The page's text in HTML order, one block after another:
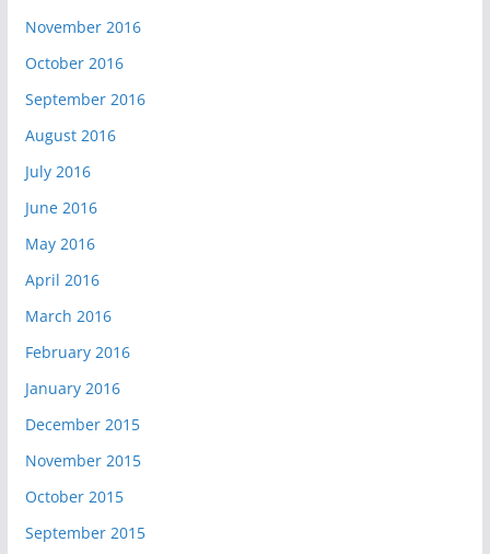
November 2016
October 2016
September 2016
August 2016
July 2016
June 2016
May 2016
April 2016
March 2016
February 2016
January 2016
December 2015
November 2015
October 2015
September 2015